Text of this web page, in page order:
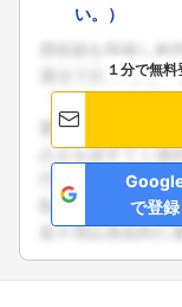
い。）
１分で無
で登録